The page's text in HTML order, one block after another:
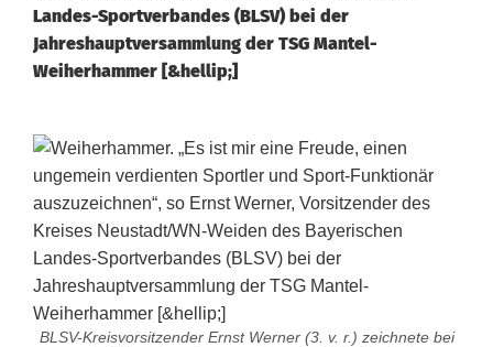
Landes-Sportverbandes (BLSV) bei der
Jahreshauptversammlung der TSG Mantel-
Weiherhammer [&hellip;]
BLSV-Kreisvorsitzender Ernst Werner (3. v. r.) zeichnete bei